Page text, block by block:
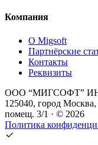
Компания
О Migsoft
Партнёрские
Контакты
Реквизиты
ООО “МИГСОФТ”
125040, город
помещ. 3/1 · © 2026
Политика